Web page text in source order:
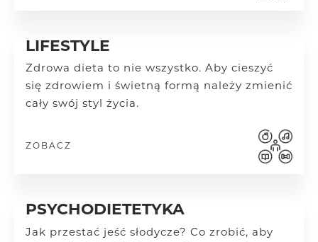
LIFESTYLE
Zdrowa dieta to nie wszystko. Aby cieszyć
się zdrowiem i świetną formą należy zmienić
cały swój styl życia.
ZOBACZ
PSYCHODIETETYKA
Jak przestać jeść słodycze? Co zrobić, aby